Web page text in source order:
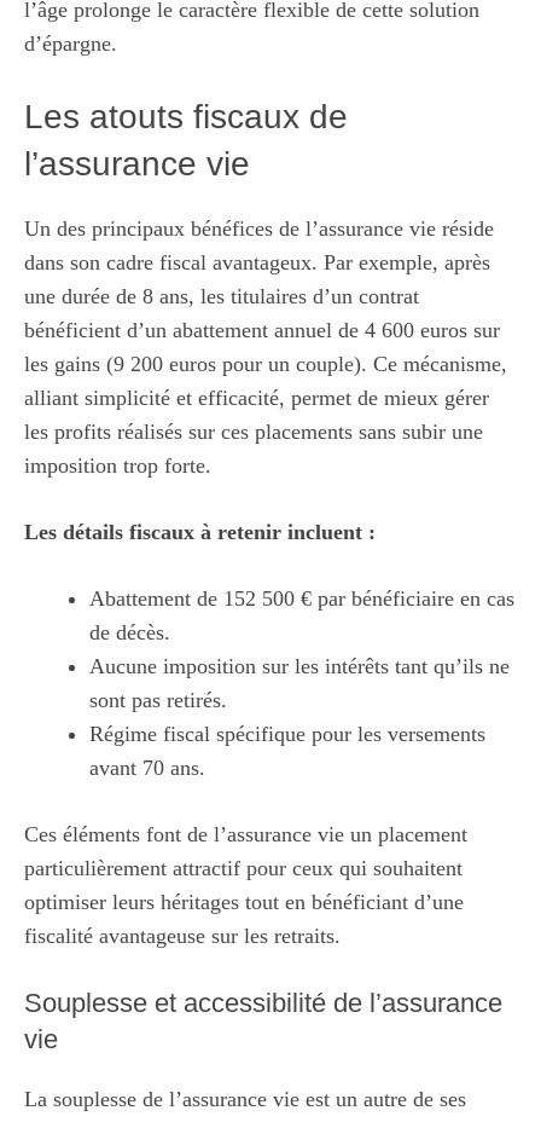
l’âge prolonge le caractère flexible de cette solution
d’épargne.
Les atouts fiscaux de
l’assurance vie
Un des principaux bénéfices de l’assurance vie réside
dans son cadre fiscal avantageux. Par exemple, après
une durée de 8 ans, les titulaires d’un contrat
bénéficient d’un abattement annuel de 4 600 euros sur
les gains (9 200 euros pour un couple). Ce mécanisme,
alliant simplicité et efficacité, permet de mieux gérer
les profits réalisés sur ces placements sans subir une
imposition trop forte.
Les détails fiscaux à retenir incluent :
Abattement de 152 500 € par bénéficiaire en cas
de décès.
Aucune imposition sur les intérêts tant qu’ils ne
sont pas retirés.
Régime fiscal spécifique pour les versements
avant 70 ans.
Ces éléments font de l’assurance vie un placement
particulièrement attractif pour ceux qui souhaitent
optimiser leurs héritages tout en bénéficiant d’une
fiscalité avantageuse sur les retraits.
Souplesse et accessibilité de l’assurance
vie
La souplesse de l’assurance vie est un autre de ses